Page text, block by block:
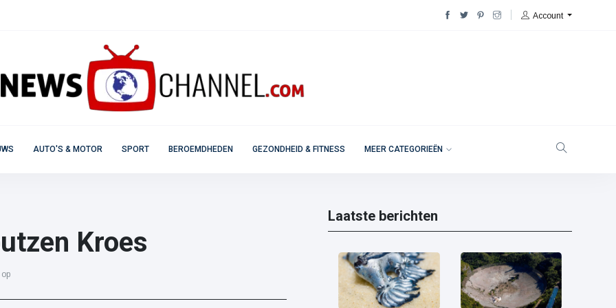
Account
AUTO'S & MOTOR SPORT BEROEMDHEDEN GEZONDHEID & FITNESS MEER CATEGORIEËN
Kroes
Laatste berichten